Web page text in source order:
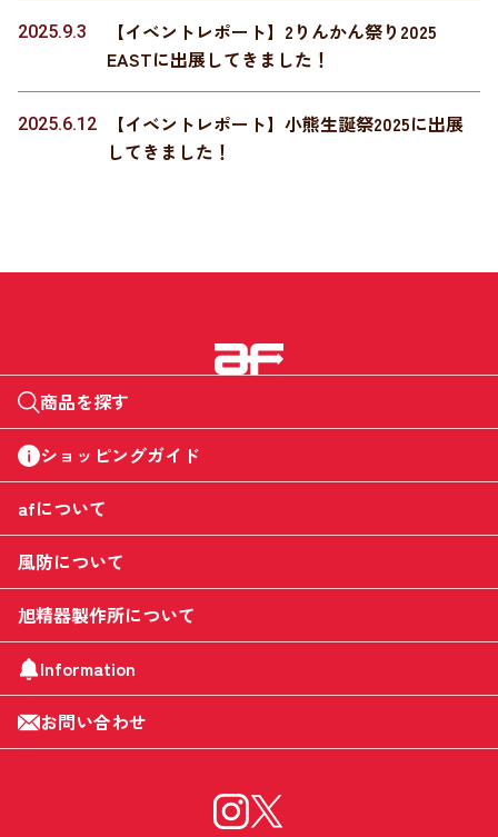
2025.9.3
【イベントレポート】2りんかん祭り2025
EASTに出展してきました！
2025.6.12
【イベントレポート】小熊生誕祭2025に出展
してきました！
商品を探す
ショッピングガイド
afについて
風防について
旭精器製作所について
Information
お問い合わせ